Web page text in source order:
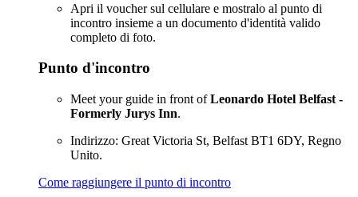
Apri il voucher sul cellulare e mostralo al punto di
incontro insieme a un documento d'identità valido
completo di foto.
Punto d'incontro
Meet your guide in front ofLeonardo Hotel Belfast -
Formerly Jurys Inn.
Indirizzo: Great Victoria St, Belfast BT1 6DY, Regno
Unito.
Come raggiungere il punto di incontro